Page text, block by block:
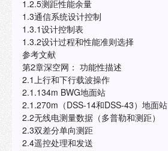
1.2.5测距性能余量
1.3通信系统设计控制
1.3.1设计控制表
1.3.2设计过程和性能准则选择
参考文献
第2章深空网： 功能性描述
2.1上行和下行载波操作
2.1.134m BWG地面站
2.1.270m（DSS-14和DSS-43）地面站
2.2无线电测量数据（多普勒和测距）
2.3双差分单向测距
2.4遥控处理和发送